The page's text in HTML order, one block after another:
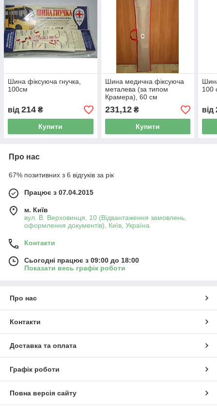
Шина фіксуюча гнучка,
100см
від 214 ₴
Купити
Шина медична фіксуюча
металева (за типом
Крамера), 60 см
231,12₴
Купити
100
від
Про нас
67% позитивних з 6 відгуків за рік
Працює з 07.04.2015
м. Київ
вул. В. Верховинця, 10 (Відвантаження замовлень,
оформлення документів), Київ, Україна
Контакти
Сьогодні працює з 09:00 до 18:00
Показати весь графік роботи
Про нас
Контакти
Доставка та оплата
Графік роботи
Повна версія сайту